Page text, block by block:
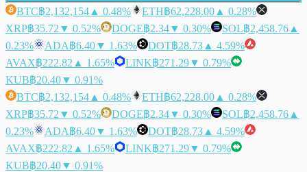
BTC฿2,132,154 ▲ 0.48% ETH฿62,228.00 ▲ 0.28%
XRP฿35.72 ▼ 0.52% DOGE฿2.34▼ 0.30% SOL฿2,458.76 ▲
0.23%
ADA฿6.40▼ 1.63% DOT฿28.73 ▲ 4.59%
AVAX฿222.82 ▲ 1.65% LINK฿271.29▼ 0.79%
KUB฿20.40▼ 0.91%
BTC฿2,132,154 ▲ 0.48% ETH฿62,228.00 ▲ 0.28%
XRP฿35.72 ▼ 0.52% DOGE฿2.34▼ 0.30% SOL฿2,458.76 ▲
0.23%
ADA฿6.40▼ 1.63% DOT฿28.73 ▲ 4.59%
AVAX฿222.82 ▲ 1.65% LINK฿271.29▼ 0.79%
KUB฿20.40▼ 0.91%